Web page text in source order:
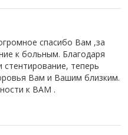
спасибо Вам ,за
к больным. Благодаря
теперь
Вам и Вашим близким.
к ВАМ .